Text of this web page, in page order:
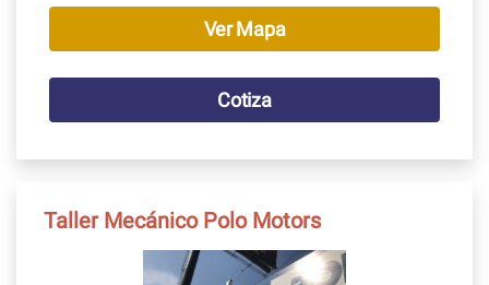
Ver Mapa
Cotiza
Taller Mecánico Polo Motors